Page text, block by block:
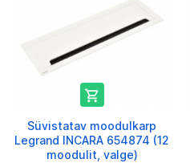

Süvistatav moodulkarp
Legrand INCARA 654874 (12
moodulit, valge)